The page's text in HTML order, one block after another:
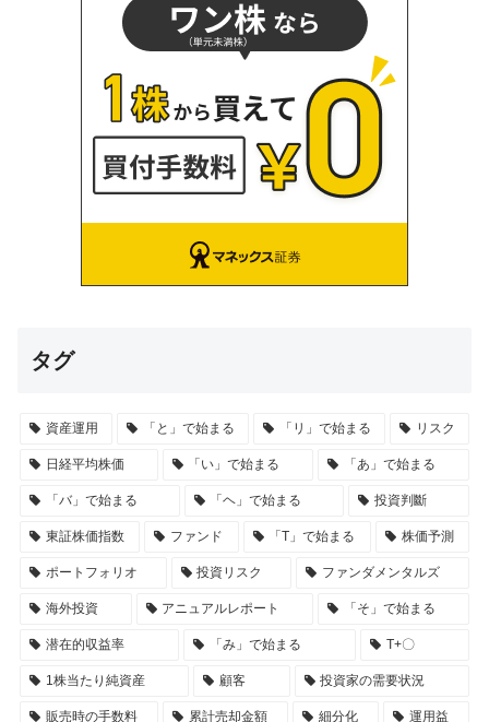
タグ
資産運用 「と」で始まる 「リ」で始まる リスク
日経平均株価 「い」で始まる 「あ」で始まる
「バ」で始まる 「ヘ」で始まる 投資判斷
東証株価指数 ファンド 「T」で始まる 株価予測
ポートフォリオ 投資リスク ファンダメンタルズ
海外投資 アニュアルレポート 「そ」で始まる
潜在的収益率 「み」で始まる T+〇
1株当たり純資産 顧客 投資家の需要状況
販売時の手数料 累計売却金額 細分化 運用益